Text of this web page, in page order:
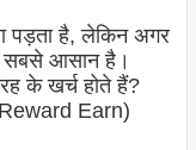
पड़ता है, लेकिन अगर
सबसे आसान है।
के खर्च होते हैं?
Earn)